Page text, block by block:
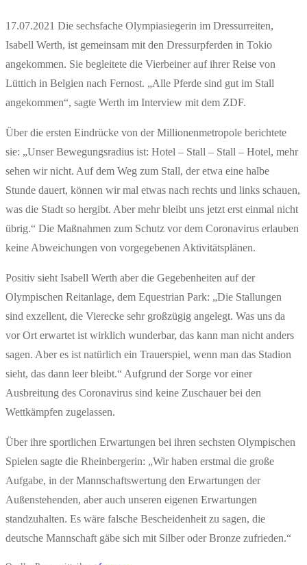
17.07.2021 Die sechsfache Olympiasiegerin im Dressurreiten,
Isabell Werth, ist gemeinsam mit den Dressurpferden in Tokio
angekommen. Sie begleitete die Vierbeiner auf ihrer Reise von
Lüttich in Belgien nach Fernost. „Alle Pferde sind gut im Stall
angekommen“, sagte Werth im Interview mit dem ZDF.
Über die ersten Eindrücke von der Millionenmetropole berichtete
sie: „Unser Bewegungsradius ist: Hotel – Stall – Stall – Hotel, mehr
sehen wir nicht. Auf dem Weg zum Stall, der etwa eine halbe
Stunde dauert, können wir mal etwas nach rechts und links schauen,
was die Stadt so hergibt. Aber mehr bleibt uns jetzt erst einmal nicht
übrig.“ Die Maßnahmen zum Schutz vor dem Coronavirus erlauben
keine Abweichungen von vorgegebenen Aktivitätsplänen.
Positiv sieht Isabell Werth aber die Gegebenheiten auf der
Olympischen Reitanlage, dem Equestrian Park: „Die Stallungen
sind exzellent, die Vierecke sehr großzügig angelegt. Was uns da
vor Ort erwartet ist wirklich wunderbar, das kann man nicht anders
sagen. Aber es ist natürlich ein Trauerspiel, wenn man das Stadion
sieht, das dann leer bleibt.“ Aufgrund der Sorge vor einer
Ausbreitung des Coronavirus sind keine Zuschauer bei den
Wettkämpfen zugelassen.
Über ihre sportlichen Erwartungen bei ihren sechsten Olympischen
Spielen sagte die Rheinbergerin: „Wir haben erstmal die große
Aufgabe, in der Mannschaftswertung den Erwartungen der
Außenstehenden, aber auch unseren eigenen Erwartungen
standzuhalten. Es wäre falsche Bescheidenheit zu sagen, die
deutsche Mannschaft gäbe sich mit Silber oder Bronze zufrieden.“